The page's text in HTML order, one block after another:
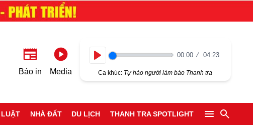
Báo in Media
00:00 04:23
Ca khúc: Tự hào người làm báo Thanh tra
LUẬT NHÀ ĐẤT DU LỊCH THANH TRA SPOTLIGHT